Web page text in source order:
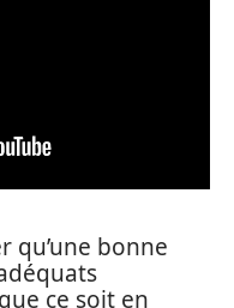
qu’une bonne
ce soit en